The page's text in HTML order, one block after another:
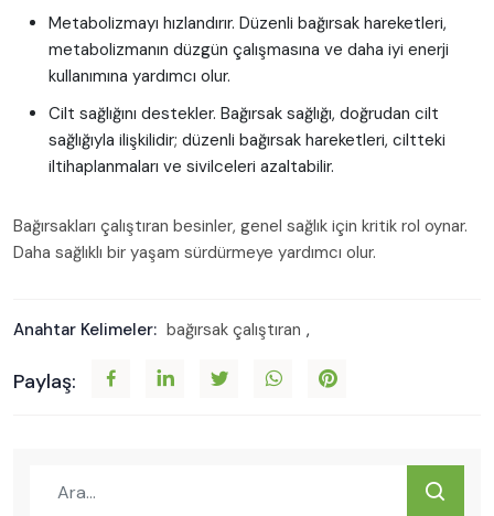
Metabolizmayı hızlandırır. Düzenli bağırsak hareketleri,
metabolizmanın düzgün çalışmasına ve daha iyi enerji
kullanımına yardımcı olur.
Cilt sağlığını destekler. Bağırsak sağlığı, doğrudan cilt
sağlığıyla ilişkilidir; düzenli bağırsak hareketleri, ciltteki
iltihaplanmaları ve sivilceleri azaltabilir.
Bağırsakları çalıştıran besinler, genel sağlık için kritik rol oynar.
Daha sağlıklı bir yaşam sürdürmeye yardımcı olur.
Anahtar Kelimeler: bağırsak çalıştıran ,
Paylaş: